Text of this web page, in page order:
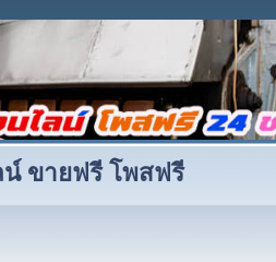
ขายฟรี โพสฟรี